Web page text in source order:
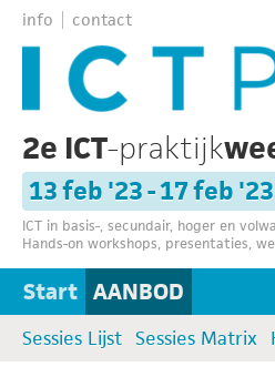
info contact
2e ICT-praktijk
13 feb '23 - 17 feb
ICT in basis-, secundair, hoger en
Hands-on workshops, presentaties,
Start AANBOD
Sessies Lijst Sessies Matrix